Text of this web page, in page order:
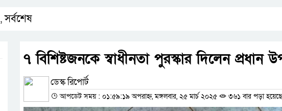
,সর্বশেষ
৭ বিশিষ্টজনকে স্বাধীনতা পুরস্কার দিলেন প্রধান
ডেস্ক রিপোর্ট
আপডেট সময় : ০১:৫৯:১৯ অপরাহ্ন, মঙ্গলবার, ২৫ মার্চ ২০২৫ ৩৬১ বার পড়া হয়েছে